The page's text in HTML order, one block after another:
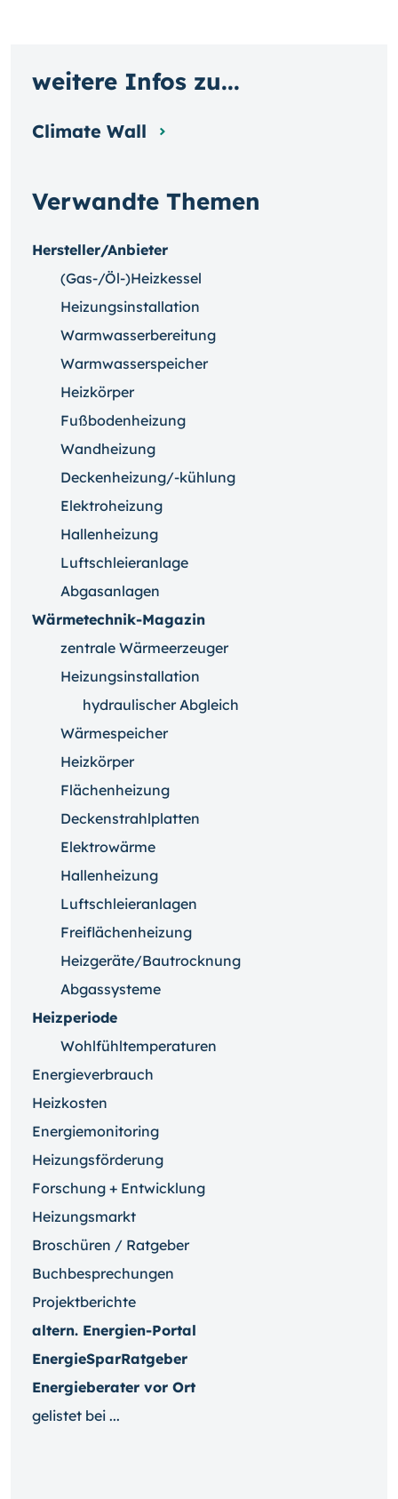
Verwandte Themen
Hersteller/Anbieter
(Gas-/Öl-)Heizkessel
Heizungsinstallation
Warmwasserbereitung
Warmwasserspeicher
Heizkörper
Fußbodenheizung
Wandheizung
Deckenheizung/-kühlung
Elektroheizung
Hallenheizung
Luftschleieranlage
Abgasanlagen
Wärmetechnik-Magazin
zentrale Wärmeerzeuger
Heizungsinstallation
hydraulischer Abgleich
Wärmespeicher
Heizkörper
Flächenheizung
Deckenstrahlplatten
Elektrowärme
Hallenheizung
Luftschleieranlagen
Freiflächenheizung
Heizgeräte/Bautrocknung
Abgassysteme
Heizperiode
Wohlfühltemperaturen
Energieverbrauch
Heizkosten
Energiemonitoring
Heizungsförderung
Forschung + Entwicklung
Heizungsmarkt
Broschüren / Ratgeber
Buchbesprechungen
Projektberichte
altern. Energien-Portal
EnergieSparRatgeber
Energieberater vor Ort
gelistet bei ...
weitere Infos zu...
Climate Wall